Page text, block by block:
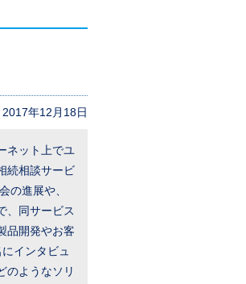
年12月18日
ネット上でユ
続相談サービ
の進展や、
、同サービス
品開発やお客
インタビュ
のようなソリ